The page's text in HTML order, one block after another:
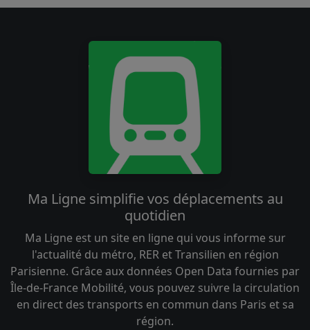
Ma Ligne simplifie vos déplacements au
quotidien
Ma Ligne est un site en ligne qui vous informe sur
l'actualité du métro, RER et Transilien en région
Parisienne. Grâce aux données Open Data fournies par
Île-de-France Mobilité, vous pouvez suivre la circulation
en direct des transports en commun dans Paris et sa
région.